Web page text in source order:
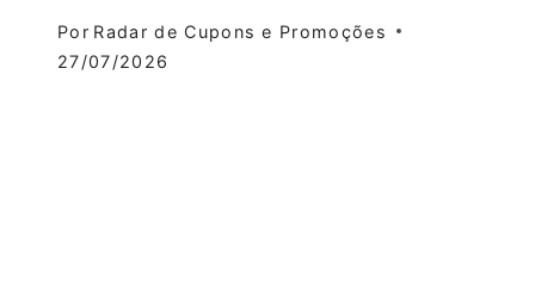
Por Radar de Cupons e Promoções
27/07/2026